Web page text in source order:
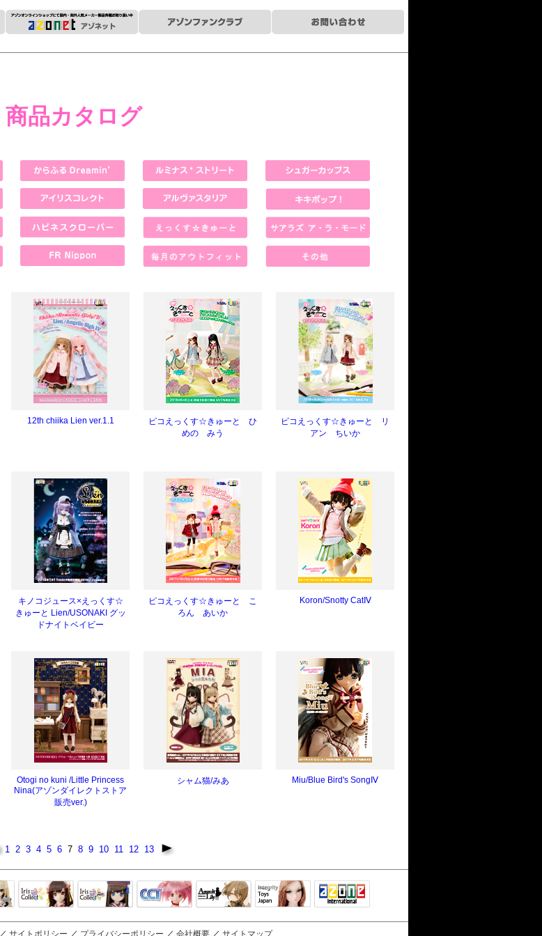
商品カタログ
12th chiika Lien ver.1.1
ピコえっくす☆きゅーと ひ
めの みう
ピコえっくす☆きゅーと リ
アン ちいか
キノコジュース×えっくす☆
きゅーと Lien/USONAKI グッ
ドナイトベイビー
ピコえっくす☆きゅーと こ
ろん あいか
Koron/Snotty CatⅣ
Otogi no kuni /Little Princess
Nina(アゾンダイレクトストア
販売ver.)
シャム猫/みあ Miu/Blue Bird's SongⅣ
1 2 3 4 5 6 7 8 9 10 11 12 13
Japan
／ サイトポリシー ／ プライバシーポリシー ／ 会社概要 ／ サイトマップ